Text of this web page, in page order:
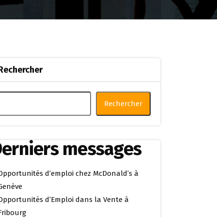
Rechercher
messages
d’emploi chez McDonald’s à
d’Emploi dans la Vente à